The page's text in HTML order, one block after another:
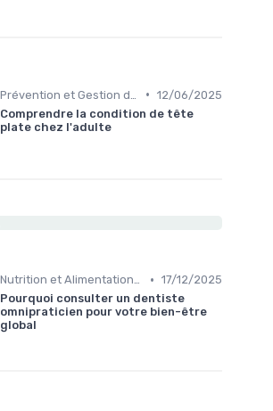
• 12/06/2025
Comprendre la condition de tête
plate chez l'adulte
Nutrition et Alimentation Saine • 17/12/2025
Pourquoi consulter un dentiste
omnipraticien pour votre bien-être
global